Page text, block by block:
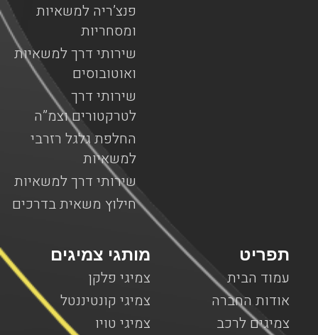
פנצ’ריה למשאיות
ומסחריות
שירותי דרך למשאיות
ואוטובוסים
שירותי דרך
לטרקטורים וצמ”ה
החלפת גלגל רזרבי
למשאיות
שירותי דרך למשאיות
חילוץ משאית בדרכים
מותגי צמיגים
צמיגי פלקן
צמיגי קונטיננטל
צמיגי טויו
תפריט
עמוד הבית
אודות החברה
צמיגים לרכב